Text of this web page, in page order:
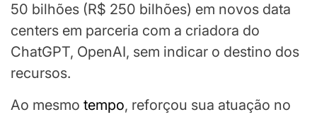
50 bilhões (R$ 250 bilhões) em novos data
centers em parceria com a criadora do
ChatGPT, OpenAI, sem indicar o destino dos
recursos.
Ao mesmo tempo, reforçou sua atuação no